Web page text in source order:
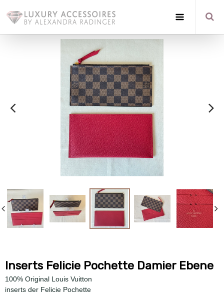
Inserts Felicie Pochette Damier Ebene
100% Original Louis Vuitton
inserts der Felicie Pochette